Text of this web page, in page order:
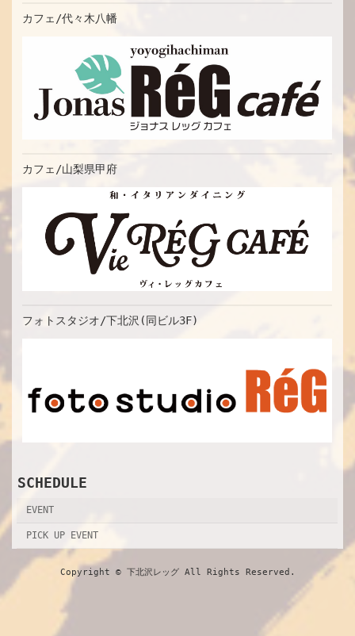
カフェ/代々木八幡
カフェ/山梨県甲府
フォトスタジオ/下北沢(同ビル3F)
SCHEDULE
EVENT
PICK UP EVENT
Copyright © 下北沢レッグ All Rights Reserved.